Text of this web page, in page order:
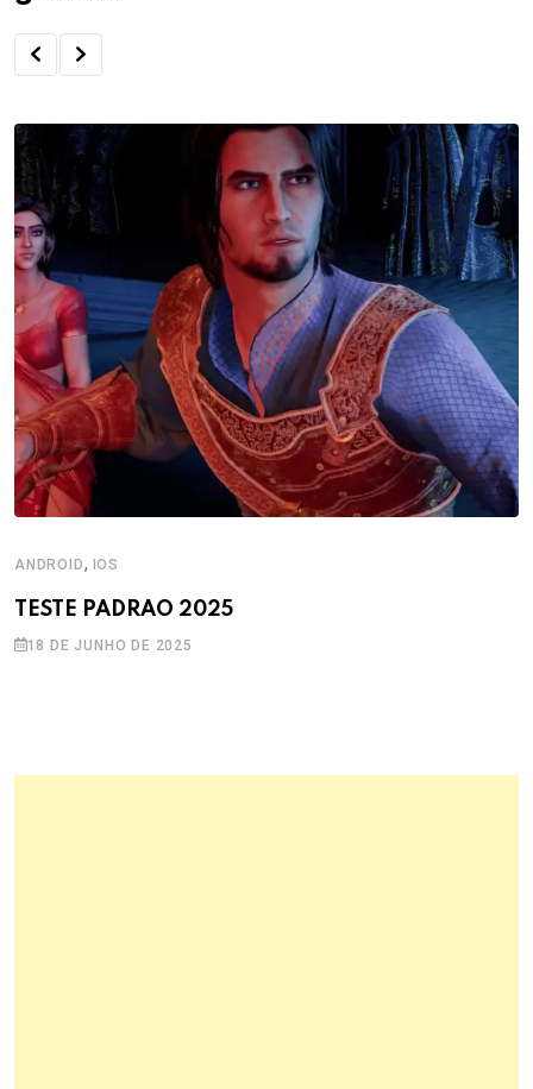
ANDROID, IOS
TESTE PADRAO 2025
18 DE JUNHO DE 2025